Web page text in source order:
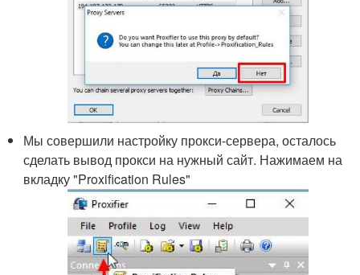
Мы совершили настройку прокси-сервера, осталось
сделать вывод прокси на нужный сайт. Нажимаем на
вкладку "Proxification Rules"